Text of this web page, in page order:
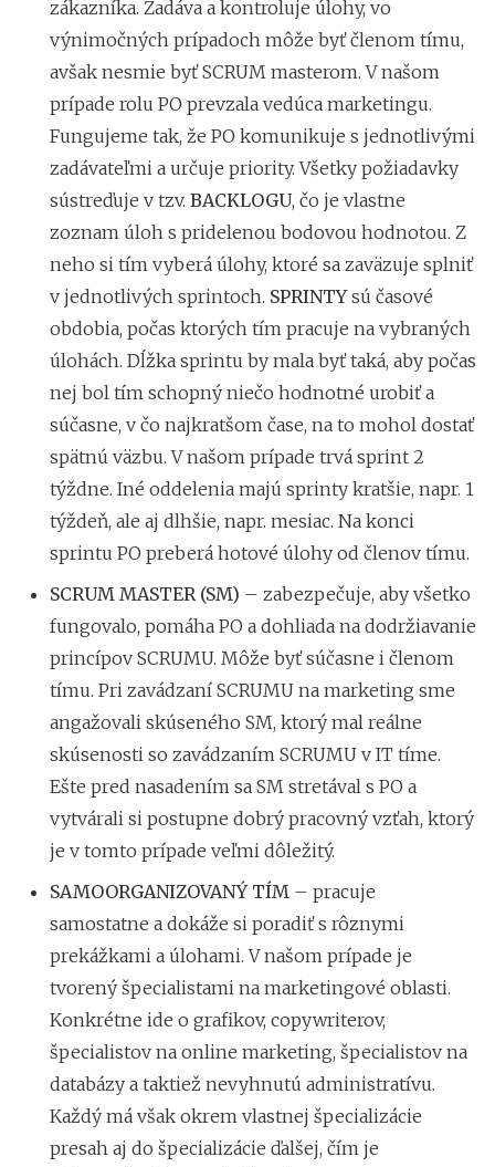
zákazníka. Zadáva a kontroluje úlohy, vo
výnimočných prípadoch môže byť členom tímu,
avšak nesmie byť SCRUM masterom. V našom
prípade rolu PO prevzala vedúca marketingu.
Fungujeme tak, že PO komunikuje s jednotlivými
zadávateľmi a určuje priority. Všetky požiadavky
sústreďuje v tzv. BACKLOGU, čo je vlastne
zoznam úloh s pridelenou bodovou hodnotou. Z
neho si tím vyberá úlohy, ktoré sa zaväzuje splniť
v jednotlivých sprintoch. SPRINTYsú časové
obdobia, počas ktorých tím pracuje na vybraných
úlohách. Dĺžka sprintu by mala byť taká, aby počas
nej bol tím schopný niečo hodnotné urobiť a
súčasne, v čo najkratšom čase, na to mohol dostať
spätnú väzbu. V našom prípade trvá sprint 2
týždne. Iné oddelenia majú sprinty kratšie, napr. 1
týždeň, ale aj dlhšie, napr. mesiac. Na konci
sprintu PO preberá hotové úlohy od členov tímu.
SCRUM MASTER (SM) – zabezpečuje, aby všetko
fungovalo, pomáha PO a dohliada na dodržiavanie
princípov SCRUMU. Môže byť súčasne i členom
tímu. Pri zavádzaní SCRUMU na marketing sme
angažovali skúseného SM, ktorý mal reálne
skúsenosti so zavádzaním SCRUMU v IT tíme.
Ešte pred nasadením sa SM stretával s PO a
vytvárali si postupne dobrý pracovný vzťah, ktorý
je v tomto prípade veľmi dôležitý.
SAMOORGANIZOVANÝ TÍM – pracuje
samostatne a dokáže si poradiť s rôznymi
prekážkami a úlohami. V našom prípade je
tvorený špecialistami na marketingové oblasti.
Konkrétne ide o grafikov, copywriterov,
špecialistov na online marketing, špecialistov na
databázy a taktiež nevyhnutú administratívu.
Každý má však okrem vlastnej špecializácie
presah aj do špecializácie ďalšej, čím je